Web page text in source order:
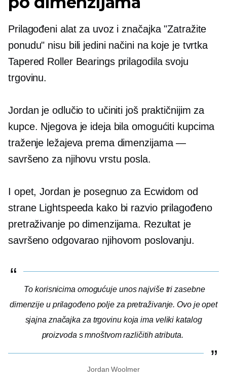
Prilagođeni alat za uvoz i značajka "Zatražite
ponudu" nisu bili jedini načini na koje je tvrtka
Tapered Roller Bearings prilagodila svoju
trgovinu.
Jordan je odlučio to učiniti još praktičnijim za
kupce. Njegova je ideja bila omogućiti kupcima
traženje ležajeva prema dimenzijama —
savršeno za njihovu vrstu posla.
I opet, Jordan je posegnuo za Ecwidom od
strane Lightspeeda kako bi razvio prilagođeno
pretraživanje po dimenzijama. Rezultat je
savršeno odgovarao njihovom poslovanju.
To korisnicima omogućuje unos najviše tri zasebne
dimenzije u prilagođeno polje za pretraživanje. Ovo je opet
sjajna značajka za trgovinu koja ima veliki katalog
proizvoda s mnoštvom različitih atributa.
Jordan Woolmer